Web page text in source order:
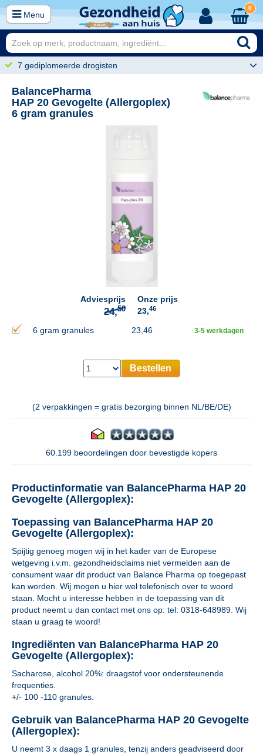
Menu
0
7 gediplomeerde drogisten
BalancePharma
HAP 20 Gevogelte (Allergoplex)
6 gram granules
Adviesprijs
Onze prijs
23,46
6 gram granules 23,46 3-5 werkdagen
Bestellen
(2 verpakkingen = gratis bezorging binnen NL/BE/DE)
60.199 beoordelingen door bevestigde kopers
Productinformatie van BalancePharma HAP 20
Gevogelte (Allergoplex):
Toepassing van BalancePharma HAP 20
Gevogelte (Allergoplex):
Spijtig genoeg mogen wij in het kader van de Europese
wetgeving i.v.m. gezondheidsclaims niet vermelden aan de
consument waar dit product van Balance Pharma op toegepast
kan worden. Wij mogen u hier wel telefonisch over te woord
staan. Mocht u interesse hebben in de toepassing van dit
product neemt u dan contact met ons op: tel: 0318-648989. Wij
staan u graag te woord!
Ingrediënten van BalancePharma HAP 20
Gevogelte (Allergoplex):
Sacharose, alcohol 20%: draagstof voor ondersteunende
frequenties.
+/- 100 -110 granules.
Gebruik van BalancePharma HAP 20 Gevogelte
(Allergoplex):
U neemt 3 x daags 1 granules, tenzij anders geadviseerd door